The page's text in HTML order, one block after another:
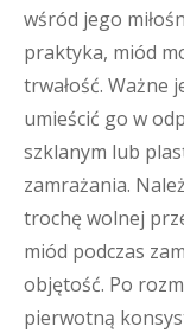
wśród jego
praktyka, miód
trwałość. Ważne
umieścić go w
szklanym lub
zamrażania.
trochę wolnej
miód podczas
objętość. Po
pierwotną